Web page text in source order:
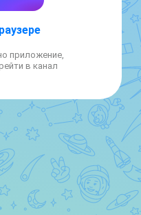
выставке
выразить
раз ощутить
уголков групп
пособием для
Чтобы помнить,
сердцах!
🔥❤️
приложение,
в канал